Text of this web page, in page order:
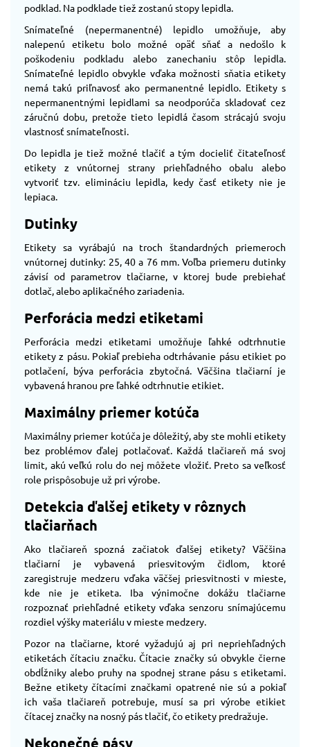
podklad. Na podklade tiež zostanú stopy lepidla.
Snímateľné (nepermanentné) lepidlo umožňuje, aby
nalepenú etiketu bolo možné opäť sňať a nedošlo k
poškodeniu podkladu alebo zanechaniu stôp lepidla.
Snímateľné lepidlo obvykle vďaka možnosti sňatia etikety
nemá takú priľnavosť ako permanentné lepidlo. Etikety s
nepermanentnými lepidlami sa neodporúča skladovať cez
záručnú dobu, pretože tieto lepidlá časom strácajú svoju
vlastnosť snímateľnosti.
Do lepidla je tiež možné tlačiť a tým docieliť čitateľnosť
etikety z vnútornej strany priehľadného obalu alebo
vytvoriť tzv. elimináciu lepidla, kedy časť etikety nie je
lepiaca.
Dutinky
Etikety sa vyrábajú na troch štandardných priemeroch
vnútornej dutinky: 25, 40 a 76 mm. Voľba priemeru dutinky
závisí od parametrov tlačiarne, v ktorej bude prebiehať
dotlač, alebo aplikačného zariadenia.
Perforácia medzi etiketami
Perforácia medzi etiketami umožňuje ľahké odtrhnutie
etikety z pásu. Pokiaľ prebieha odtrhávanie pásu etikiet po
potlačení, býva perforácia zbytočná. Väčšina tlačiarní je
vybavená hranou pre ľahké odtrhnutie etikiet.
Maximálny priemer kotúča
Maximálny priemer kotúča je dôležitý, aby ste mohli etikety
bez problémov ďalej potlačovať. Každá tlačiareň má svoj
limit, akú veľkú rolu do nej môžete vložiť. Preto sa veľkosť
role prispôsobuje už pri výrobe.
Detekcia ďalšej etikety v rôznych
tlačiarňach
Ako tlačiareň spozná začiatok ďalšej etikety? Väčšina
tlačiarní je vybavená priesvitovým čidlom, ktoré
zaregistruje medzeru vďaka väčšej priesvitnosti v mieste,
kde nie je etiketa. Iba výnimočne dokážu tlačiarne
rozpoznať priehľadné etikety vďaka senzoru snímajúcemu
rozdiel výšky materiálu v mieste medzery.
Pozor na tlačiarne, ktoré vyžadujú aj pri nepriehľadných
etiketách čítaciu značku. Čítacie značky sú obvykle čierne
obdĺžniky alebo pruhy na spodnej strane pásu s etiketami.
Bežne etikety čítacími značkami opatrené nie sú a pokiaľ
ich vaša tlačiareň potrebuje, musí sa pri výrobe etikiet
čítacej značky na nosný pás tlačiť, čo etikety predražuje.
Nekonečné pásy